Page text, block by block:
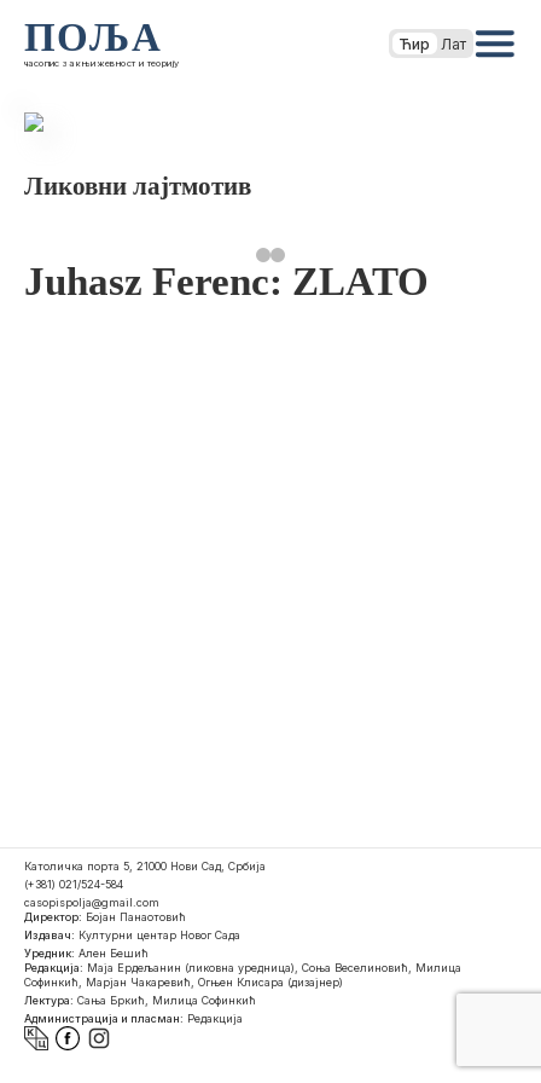
ПОЉА
часопис за књижевност и теорију
Ћир Лат
Ликовни лајтмотив
Juhasz Ferenc: ZLATO
Католичка порта 5, 21000 Нови Сад, Србија
(+381) 021/524-584
casopispolja@gmail.com
Директор: Бојан Панаотовић
Издавач: Културни центар Новог Сада
Уредник: Ален Бешић
Редакција: Маја Ердељанин (ликовна уредница), Соња Веселиновић, Милица
Софинкић, Марјан Чакаревић, Огњен Клисара (дизајнер)
Лектура: Сања Бркић, Милица Софинкић
Администрација и пласман: Редакција